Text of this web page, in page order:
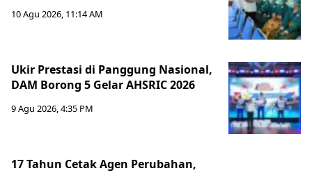
10 Agu 2026, 11:14 AM
Ukir Prestasi di Panggung Nasional,
DAM Borong 5 Gelar AHSRIC 2026
9 Agu 2026, 4:35 PM
17 Tahun Cetak Agen Perubahan,